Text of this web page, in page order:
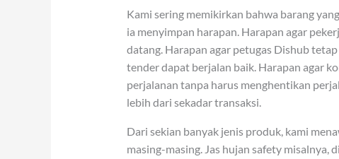
Kami sering memikirkan bahwa barang
ia menyimpan harapan. Harapan agar
datang. Harapan agar petugas Dishub
tender dapat berjalan baik. Harapan agar
perjalanan tanpa harus menghentikan
lebih dari sekadar transaksi.
Dari sekian banyak jenis produk, kami
masing-masing. Jas hujan safety misalnya,